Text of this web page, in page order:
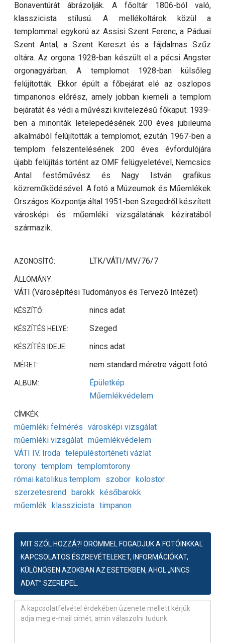
Bonaventúrát ábrázolják. A főoltár 1806-ból való,
klasszicista stílusú. A mellékoltárok közül a
templommal egykorú az Assisi Szent Ferenc, a Páduai
Szent Antal, a Szent Kereszt és a fájdalmas Szűz
oltára. Az orgona 1928-ban készült el a pécsi Angster
orgonagyárban. A templomot 1928-ban külsőleg
felújították. Ekkor épült a főbejárat elé az oszlopos
timpanonos előrész, amely jobban kiemeli a templom
bejáratát és védi a művészi kivitelezésű főkaput. 1939-
ben a minoriták letelepedésének 200 éves jubileuma
alkalmából felújították a templomot, ezután 1967-ben a
templom felszentelésének 200 éves évfordulójára
újabb felújítás történt az OMF felügyeletével, Nemcsics
Antal festőművész és Nagy István grafikus
közreműködésével. A fotó a Múzeumok és Műemlékek
Országos Központja által 1951-ben Szegedről készített
városképi és műemléki vizsgálatának kéziratából
származik.
AZONOSÍTÓ: LTK/VÁTI/MV/76/7
ÁLLOMÁNY:
VÁTI (Városépítési Tudományos és Tervező Intézet)
KÉSZÍTŐ: nincs adat
KÉSZÍTÉS HELYE: Szeged
KÉSZÍTÉS IDEJE: nincs adat
MÉRET: nem standard méretre vágott fotó
ALBUM:
Épületkép
Műemlékvédelem
CÍMKÉK:
műemléki felmérés városképi vizsgálat
műemléki vizsgálat műemlékvédelem
VÁTI IV. Iroda településtörténeti vázlat
torony templom templomtorony
római katolikus templom szobor kolostor
szerzetesrend barokk későbarokk
műemlék klasszicista timpanon
MIT SZÓL HOZZÁ?! ÖRÖMMEL FOGADJUK A FOTÓINKKAL
KAPCSOLATOS ÉSZREVÉTELEKET, INFORMÁCIÓKAT,
KÜLÖNÖSEN AZOKBAN AZ ESETEKBEN, AHOL „NINCS
ADAT” SZEREPEL.